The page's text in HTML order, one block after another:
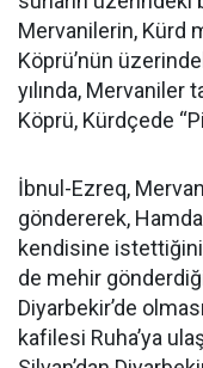
Mervanilerin, Kürd
Köprü’nün
yılında, Mervaniler
Köprü, Kürdçede
İbnul-Ezreq,
göndererek,
kendisine
de mehir
Diyarbekir’de
kafilesi Ruha’ya